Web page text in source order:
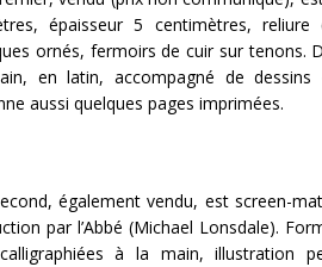
épaisseur 5 centimètres,
ornés, fermoirs de cuir sur tenons.
en latin, accompagné de dessins
aussi quelques pages imprimées.
également vendu, est screen-
par l’Abbé (Michael Lonsdale).
à la main, illustration